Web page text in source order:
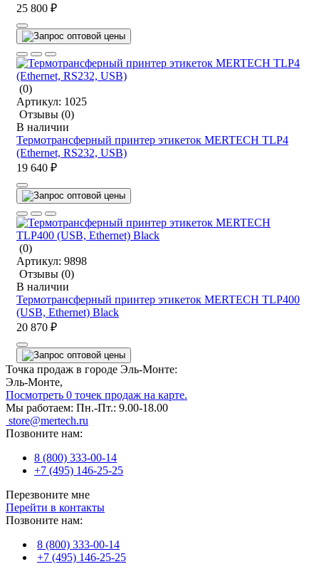
25 800 ₽
(0)
Артикул: 1025
Отзывы (0)
В наличии
Термотрансферный принтер этикеток MERTECH TLP4
(Ethernet, RS232, USB)
19 640 ₽
(0)
Артикул: 9898
Отзывы (0)
В наличии
Термотрансферный принтер этикеток MERTECH TLP400
(USB, Ethernet) Black
20 870 ₽
Точка продаж в городе Эль-Монте:
Эль-Монте,
Посмотреть 0 точек продаж на карте.
Мы работаем: Пн.-Пт.: 9.00-18.00
store@mertech.ru
Позвоните нам:
8 (800) 333-00-14
+7 (495) 146-25-25
Перезвоните мне
Перейти в контакты
Позвоните нам:
8 (800) 333-00-14
+7 (495) 146-25-25